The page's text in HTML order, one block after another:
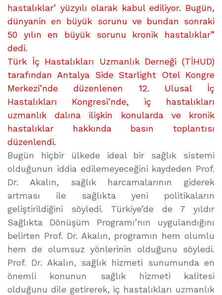
hastalıklar’ yüzyılı olarak kabul ediliyor. Bugün,
dünyanin en büyük sorunu ve bundan sonraki
50 yılın en büyük sorunu kronik hastalıklar”
dedi.
Türk İç Hastalıkları Uzmanlık Derneği (TİHUD)
tarafından Antalya Side Starlight Otel Kongre
Merkezi’nde düzenlenen 12. Ulusal İç
Hastalıkları Kongresi’nde, iç hastalıkları
uzmanlık dalına ilişkin konularda ve kronik
hastalıklar hakkında basın toplantısı
düzenlendi.
Bugün hiçbir ülkede ideal bir sağlık sistemi
olduğunun iddia edilemeyeceğini kaydeden Prof.
Dr. Akalın, sağlık harcamalarının giderek
artması ile sağlıkta yeni politikaların
geliştirildiğini söyledi. Türkiye’de de 7 yıldır
Sağlıkta Dönüşüm Programı’nın uygulandığını
belirten Prof. Dr. Akalın, programın hem olumlu
hem de olumsuz yönlerinin olduğunu söyledi.
Prof. Dr. Akalın, sağlık hizmeti sunumunda en
önemli konunun sağlık hizmeti kalitesi
olduğunu dile getirerek, iç hastalıkları uzmanlık